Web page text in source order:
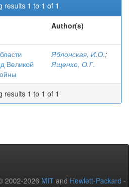
results 1 to 1 of 1
Author(s)
Великой
Яблонская, И.О.;
Ященко, О.Г.
results 1 to 1 of 1
2002-2026 MIT and Hewlett-Packard -